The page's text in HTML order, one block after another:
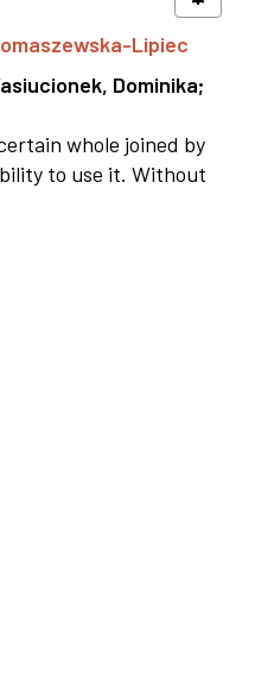
Lipiec
Dominika;
whole joined by
to use it. Without